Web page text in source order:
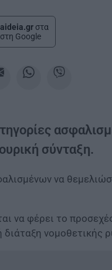
στα
Google
σύνταξη.
να
να φέρει το
νομοθετικής